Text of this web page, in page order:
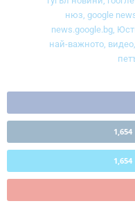
1,654
1,654